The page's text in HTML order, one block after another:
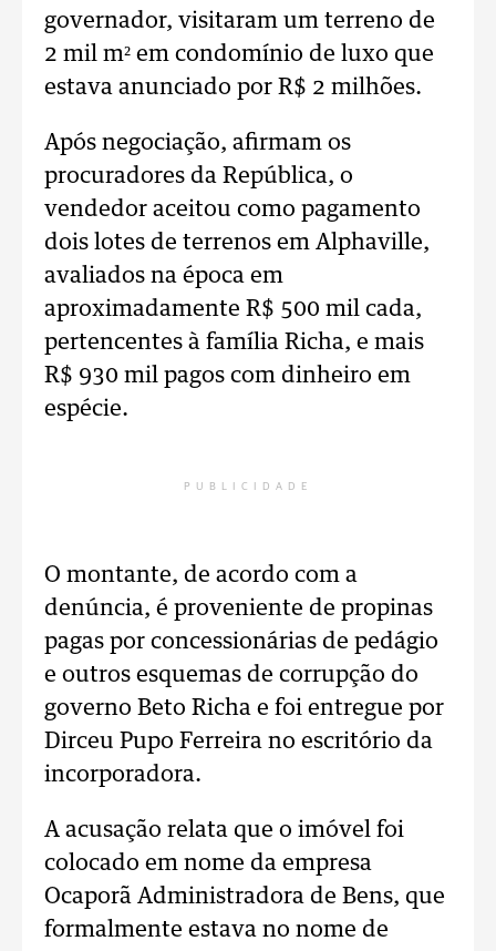
governador, visitaram um terreno de
2 mil m² em condomínio de luxo que
estava anunciado por R$ 2 milhões.
Após negociação, afirmam os
procuradores da República, o
vendedor aceitou como pagamento
dois lotes de terrenos em Alphaville,
avaliados na época em
aproximadamente R$ 500 mil cada,
pertencentes à família Richa, e mais
R$ 930 mil pagos com dinheiro em
espécie.
PUBLICIDADE
O montante, de acordo com a
denúncia, é proveniente de propinas
pagas por concessionárias de pedágio
e outros esquemas de corrupção do
governo Beto Richa e foi entregue por
Dirceu Pupo Ferreira no escritório da
incorporadora.
A acusação relata que o imóvel foi
colocado em nome da empresa
Ocaporã Administradora de Bens, que
formalmente estava no nome de